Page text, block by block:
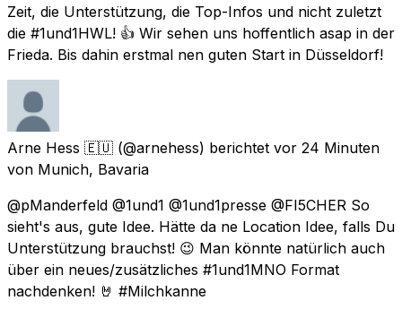
Zeit, die Unterstützung, die Top-Infos und nicht zuletzt
die #1und1HWL! 👍 Wir sehen uns hoffentlich asap in der
Frieda. Bis dahin erstmal nen guten Start in Düsseldorf!
Arne Hess 🇪🇺 (@arnehess) berichtet vor 24 Minuten
von Munich, Bavaria
@pManderfeld @1und1 @1und1presse @FI5CHER So
sieht's aus, gute Idee. Hätte da ne Location Idee, falls Du
Unterstützung brauchst! 😉 Man könnte natürlich auch
über ein neues/zusätzliches #1und1MNO Format
nachdenken! 🤘 #Milchkanne